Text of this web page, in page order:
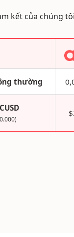
kết của chúng
thường